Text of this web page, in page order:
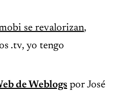
se revalorizan,
.tv, yo tengo
de Weblogs por José